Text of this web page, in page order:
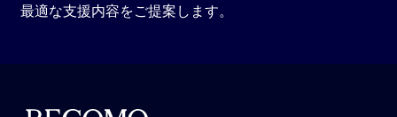
最適な支援内容をご提案します。